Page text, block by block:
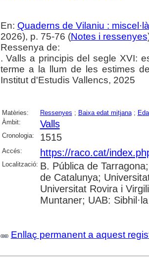
En: Quaderns de Vilaniu :
2026), p. 75-76 (Notes i ressenyes
Ressenya de:
. Valls a principis del segle XVI:
terme a la llum de les estimes
Institut d'Estudis Vallencs, 2025
Matèries: Ressenyes ; Baixa edat mitjana;
Àmbit:
Valls
Cronologia: 1515
Accés: https://raco.cat/
Localització: B. Pública de
de Catalunya;
Universitat Rovira i
Muntaner; UAB: Sibhil·la
Enllaç permanent a aquest